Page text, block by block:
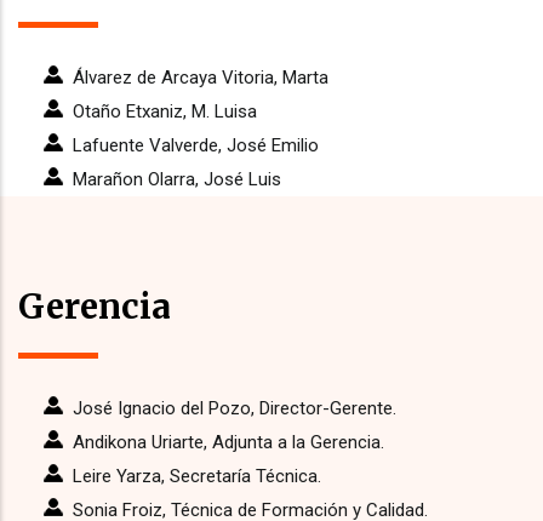
Álvarez de Arcaya Vitoria, Marta
Otaño Etxaniz, M. Luisa
Lafuente Valverde, José Emilio
Marañon Olarra, José Luis
Gerencia
José Ignacio del Pozo, Director-Gerente.
Andikona Uriarte, Adjunta a la Gerencia.
Leire Yarza, Secretaría Técnica.
Sonia Froiz, Técnica de Formación y Calidad.